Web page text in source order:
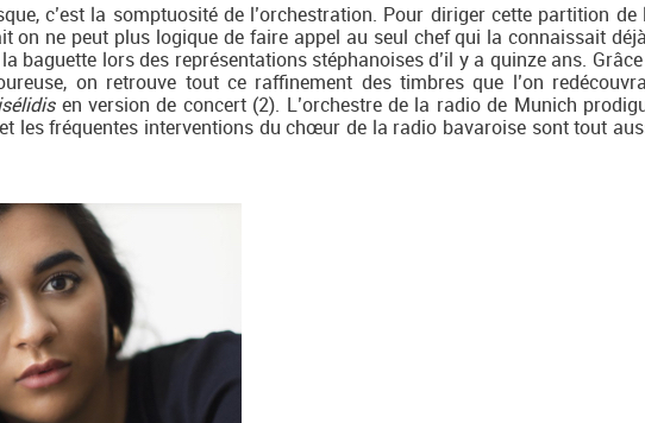
c’est la somptuosité de l’orchestration. Pour diriger cette partition de
on ne peut plus logique de faire appel au seul chef qui la connaissait
baguette lors des représentations stéphanoises d’il y a quinze ans.
on retrouve tout ce raffinement des timbres que l’on
en version de concert (2). L’orchestre de la radio de Munich
les fréquentes interventions du chœur de la radio bavaroise sont tout